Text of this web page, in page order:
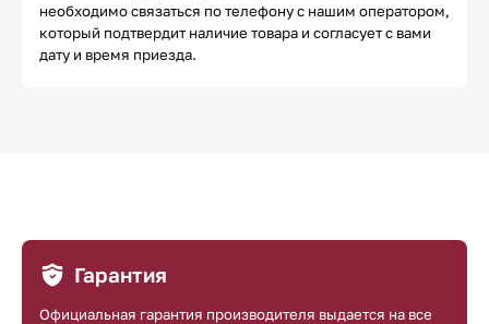
необходимо связаться по телефону с нашим оператором,
который подтвердит наличие товара и согласует с вами
дату и время приезда.
Гарантия
Официальная гарантия производителя выдается на все